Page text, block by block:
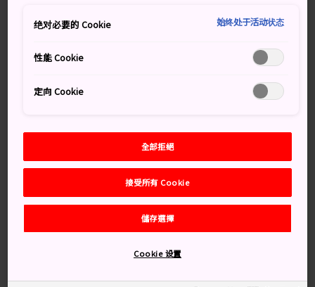
可乘坐 JR 山手線到原宿站下車，前往原宿的竹下通；或
乘坐地鐵千代田線到明治神宮前站下車，前往表參道。原
宿和表參道由一條林蔭大道相連，因此往返兩地最便捷的
原宿的竹下通是東京街頭的時尚中心
绝对必要的 Cookie 始终处于活动状态
性能 Cookie
定向 Cookie
全部拒絕
接受所有 Cookie
儲存選擇
Cookie 设置